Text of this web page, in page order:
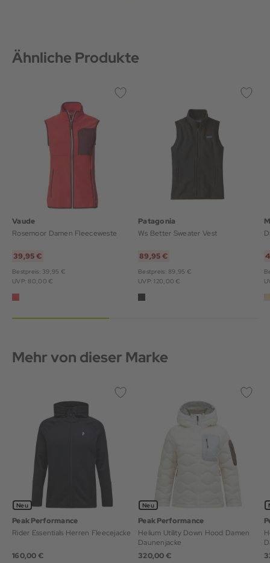
Ähnliche Produkte
Vaude
Rosemoor Damen Fleeceweste
39,95 €
Bestpreis: 39,95 €
UVP: 80,00 €
Patagonia
Ws Better Sweater Vest
89,95 €
Bestpreis: 89,95 €
UVP: 120,00 €
Mehr von dieser Marke
Neu
Peak Performance
Rider Essentials Herren Fleecejacke
160,00 €
Neu
Peak Performance
Helium Utility Down Hood Damen
Daunenjacke
320,00 €